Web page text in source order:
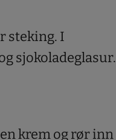
steking. I
sjokoladeglasur.
krem og rør inn